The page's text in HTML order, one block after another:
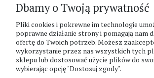
INFORMACJE
Dbamy o Twoją prywatność
Pliki cookies i pokrewne im technologie
poprawne działanie strony i pomagają nam
ofertę do Twoich potrzeb. Możesz
wykorzystanie przez nas wszystkich tych
sklepu lub dostosować użycie plików do
wybierając opcję "Dostosuj zgody".